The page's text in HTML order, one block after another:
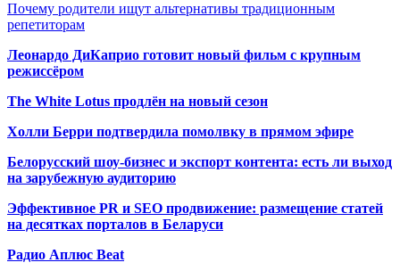
Почему родители ищут альтернативы традиционным
репетиторам
Леонардо ДиКаприо готовит новый фильм с крупным
режиссёром
The White Lotus продлён на новый сезон
Холли Берри подтвердила помолвку в прямом эфире
Белорусский шоу-бизнес и экспорт контента: есть ли выход
на зарубежную аудиторию
Эффективное PR и SEO продвижение: размещение статей
на десятках порталов в Беларуси
Радио Аплюс Beat